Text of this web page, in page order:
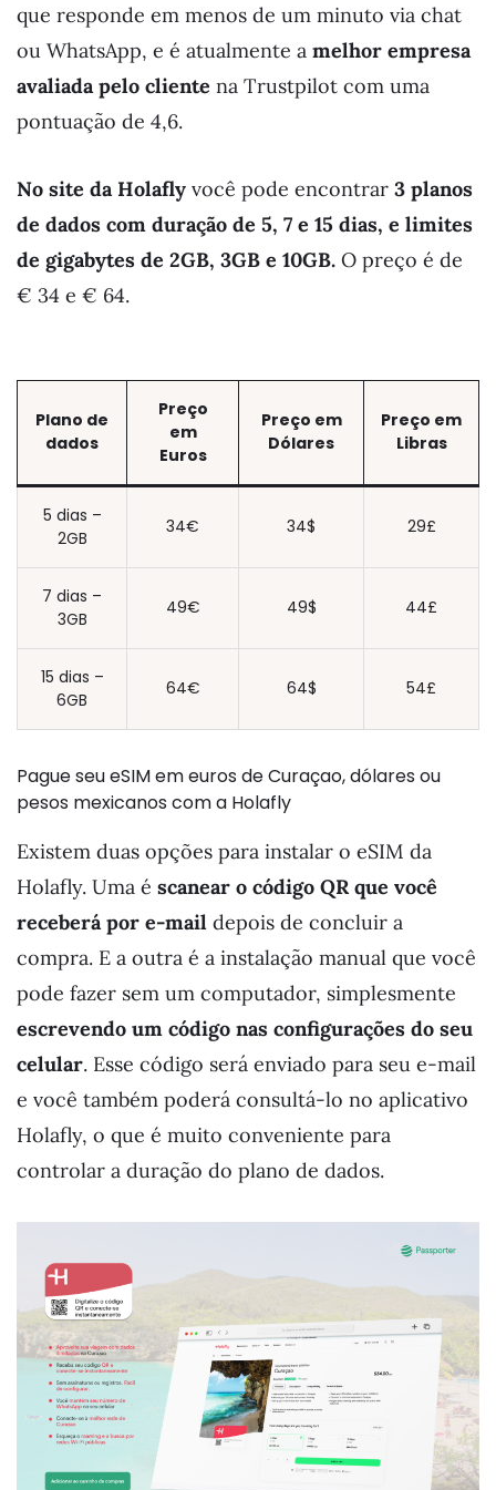
que responde em menos de um minuto via chat
ou WhatsApp, e é atualmente a melhor empresa
avaliada pelo cliente na Trustpilot com uma
pontuação de 4,6.
No site da Holafly você pode encontrar 3 planos
de dados com duração de 5, 7 e 15 dias, e limites
de gigabytes de 2GB, 3GB e 10GB. O preço é de
€ 34 e € 64.
Plano de
dados
Preço
em
Euros
Preço em
Dólares
Preço em
Libras
5 dias –
2GB
34€ 34$ 29£
7 dias –
3GB
49€ 49$ 44£
15 dias –
6GB
64€ 64$ 54£
Pague seu eSIM em euros de Curaçao, dólares ou
pesos mexicanos com a Holafly
Existem duas opções para instalar o eSIM da
Holafly. Uma é scanear o código QR que você
receberá por e-mail depois de concluir a
compra. E a outra é a instalação manual que você
pode fazer sem um computador, simplesmente
escrevendo um código nas configurações do seu
celular. Esse código será enviado para seu e-mail
e você também poderá consultá-lo no aplicativo
Holafly, o que é muito conveniente para
controlar a duração do plano de dados.